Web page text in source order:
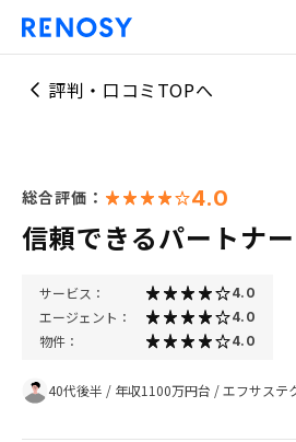
評判・口コミTOPへ
総合評価： 4.0
信頼できるパートナ
サービス： 4.0
エージェント： 4.0
物件： 4.0
40代後半 / 年収1100万円台 /エフサステ